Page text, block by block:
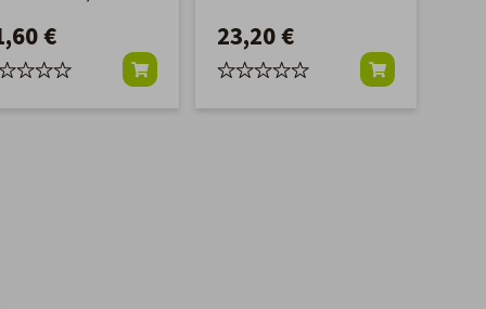
€
F40-F115 ('00-'06)
23,20 €